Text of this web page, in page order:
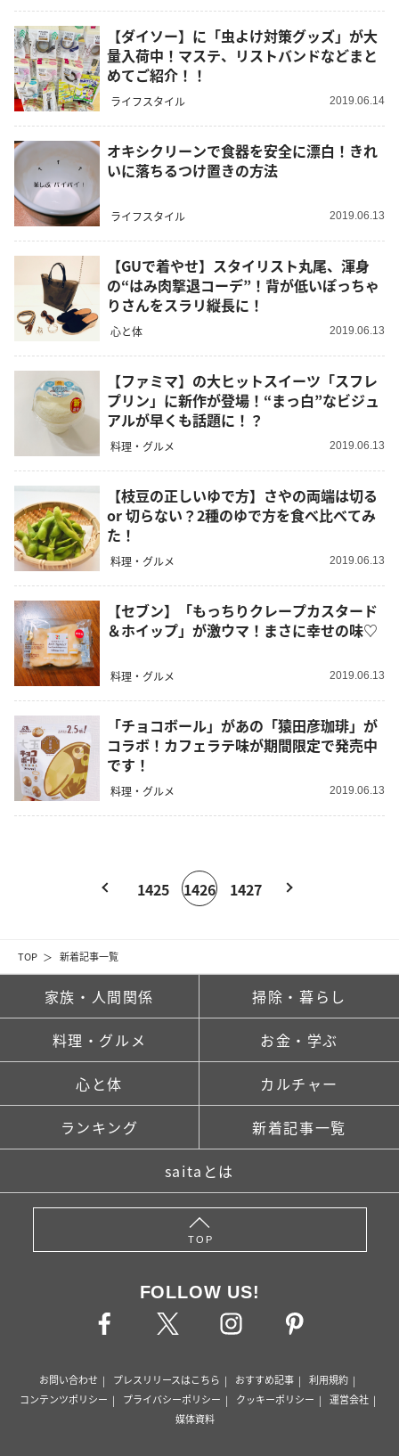
TOP 新着記事一覧
【ダイソー】に「虫よけ対策グッズ」が大
量入荷中！マステ、リストバンドなどまと
めてご紹介！！
ライフスタイル 2019.06.14
オキシクリーンで食器を安全に漂白！きれ
いに落ちるつけ置きの方法
ライフスタイル 2019.06.13
【GUで着やせ】スタイリスト丸尾、渾身
の“はみ肉撃退コーデ”！背が低いぽっちゃ
りさんをスラリ縦長に！
心と体 2019.06.13
【ファミマ】の大ヒットスイーツ「スフレ
プリン」に新作が登場！“まっ白”なビジュ
アルが早くも話題に！？
料理・グルメ 2019.06.13
【枝豆の正しいゆで方】さやの両端は切る
or 切らない？2種のゆで方を食べ比べてみ
た！
料理・グルメ 2019.06.13
【セブン】「もっちりクレープカスタード
＆ホイップ」が激ウマ！まさに幸せの味♡
料理・グルメ 2019.06.13
「チョコボール」があの「猿田彦珈琲」が
コラボ！カフェラテ味が期間限定で発売中
です！
料理・グルメ 2019.06.13
1425 1426 1427
家族・人間関係 掃除・暮らし
料理・グルメ お金・学ぶ
心と体 カルチャー
ランキング 新着記事一覧
saitaとは
TOP
FOLLOW US!
お問い合わせ プレスリリースはこちら おすすめ記事
利用規約
コンテンツポリシー
プライバシーポリシー クッキーポリシー
運営会社
媒体資料